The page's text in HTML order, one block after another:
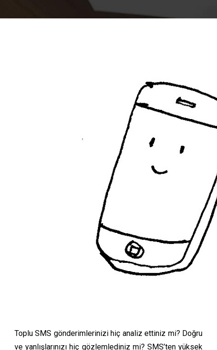
Toplu SMS gönderimlerinizi hiç analiz ettiniz mi? Doğru
ve yanlışlarınızı hiç gözlemlediniz mi? SMS’ten yüksek